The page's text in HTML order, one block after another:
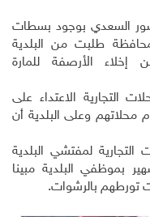
السعدي بوجود بسطات
طلبت من البلدية
إخلاء الأرصفة للمارة
التجارية الاعتداء على
محلاتهم وعلى البلدية أن
لمفتشي البلدية
بموظفي البلدية مبينا
تورطهم بالرشوات.